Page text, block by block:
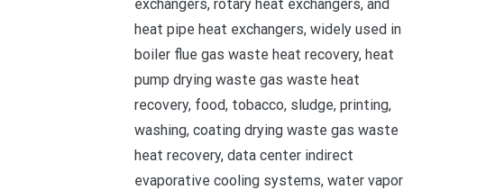
exchangers, rotary heat exchangers, and
heat pipe heat exchangers, widely used in
boiler flue gas waste heat recovery, heat
pump drying waste gas waste heat
recovery, food, tobacco, sludge, printing,
washing, coating drying waste gas waste
heat recovery, data center indirect
evaporative cooling systems, water vapor